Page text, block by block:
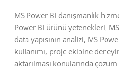
MS Power BI danışmanlık
Power BI ürünü yetenekleri, MS
data yapısının analizi, MS
kullanımı, proje ekibine
aktarılması konularında